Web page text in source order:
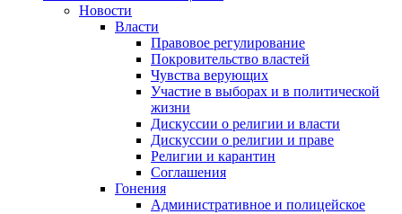
Новости
Власти
Правовое регулирование
Покровительство властей
Чувства верующих
Участие в выборах и в политической
жизни
Дискуссии о религии и власти
Дискуссии о религии и праве
Религии и карантин
Соглашения
Гонения
Административное и полицейское